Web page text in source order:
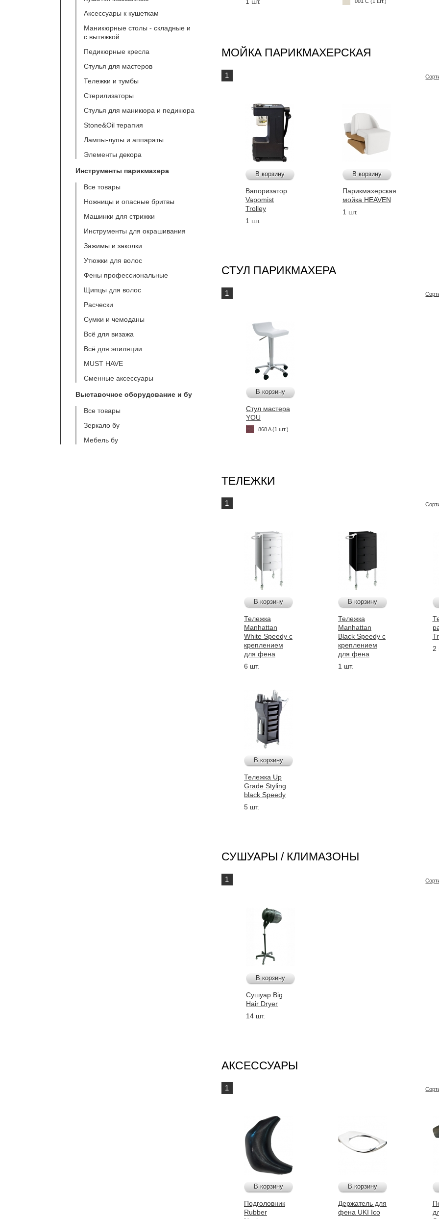
Аксессуары к кушеткам
Маникюрные столы - складные и
с вытяжкой
Педикюрные кресла
Стулья для мастеров
Тележки и тумбы
Стерилизаторы
Стулья для маникюра и педикюра
Stone&Oil терапия
Лампы-лупы и аппараты
Элементы декора
Инструменты парикмахера
Все товары
Ножницы и опасные бритвы
Машинки для стрижки
Инструменты для окрашивания
Зажимы и заколки
Утюжки для волос
Фены профессиональные
Щипцы для волос
Расчески
Сумки и чемоданы
Всё для визажа
Всё для эпиляции
MUST HAVE
Сменные аксессуары
Выставочное оборудование и бу
Все товары
Зеркало бу
Мебель бу
1 шт.
001 C (1 шт.)
МОЙКА ПАРИКМАХЕРСКАЯ
1
В корзину
Вапоризатор
Vapomist
Trolley
1 шт.
В корзину
Парикмахерская
мойка HEAVEN
1 шт.
СТУЛ ПАРИКМАХЕРА
1
В корзину
Стул мастера
YOU
868 A (1 шт.)
ТЕЛЕЖКИ
1
В корзину
Тележка
Manhattan
White Speedy с
креплением
для фена
6 шт.
В корзину
Тележка
Manhattan
Black Speedy с
креплением
для фена
1 шт.
2
В корзину
Тележка Up
Grade Styling
black Speedy
5 шт.
СУШУАРЫ / КЛИМАЗОНЫ
1
В корзину
Сушуар Big
Hair Dryer
14 шт.
АКСЕССУАРЫ
1
В корзину
Подголовник
Rubber
В корзину
Держатель для
фена UKI Ico